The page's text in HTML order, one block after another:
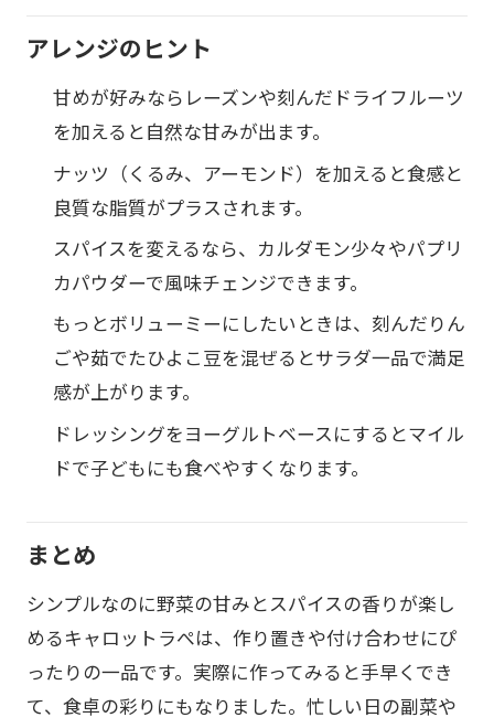
アレンジのヒント
甘めが好みならレーズンや刻んだドライフルーツ
を加えると自然な甘みが出ます。
ナッツ（くるみ、アーモンド）を加えると食感と
良質な脂質がプラスされます。
スパイスを変えるなら、カルダモン少々やパプリ
カパウダーで風味チェンジできます。
もっとボリューミーにしたいときは、刻んだりん
ごや茹でたひよこ豆を混ぜるとサラダ一品で満足
感が上がります。
ドレッシングをヨーグルトベースにするとマイル
ドで子どもにも食べやすくなります。
まとめ
シンプルなのに野菜の甘みとスパイスの香りが楽し
めるキャロットラぺは、作り置きや付け合わせにぴ
ったりの一品です。実際に作ってみると手早くでき
て、食卓の彩りにもなりました。忙しい日の副菜や